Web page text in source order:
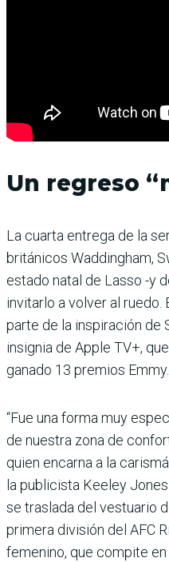
Un regreso
La cuarta entrega de la
británicos Waddingham,
estado natal de Lasso -y
invitarlo a volver al
parte de la inspiración de
insignia de Apple TV+,
ganado 13 premios Emmy.
“Fue una forma muy
de nuestra zona de
quien encarna a la
la publicista Keeley
se traslada del vestuario
primera división del AFC
femenino, que compite en